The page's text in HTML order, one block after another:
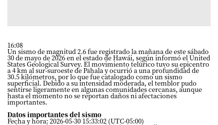
16:08
Un sismo de magnitud 2.6 fue registrado la mañana de este sábado
30 de mayo de 2026 en el estado de Hawái, según informó el United
States Geological Survey. El movimiento telúrico tuvo su epicentro
a 4 km al sur-suroeste de Pāhala y ocurrió a una profundidad de
30.5 kilómetros, por lo que fue catalogado como un sismo
superficial. Debido a su intensidad moderada, el temblor pudo
sentirse ligeramente en algunas comunidades cercanas, aunque
hasta el momento no se reportan daños ni afectaciones
importantes.
Datos importantes del sismo
Fecha y hora: 2026-05-30 15:33:02 (UTC-05:00)